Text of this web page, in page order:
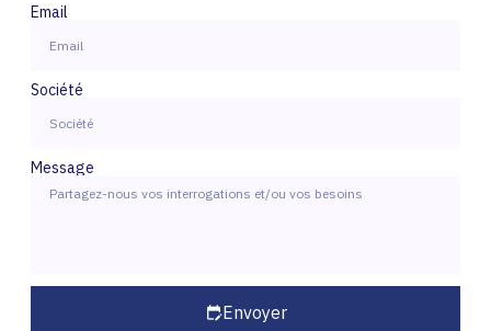
Email
Société
Message
Envoyer